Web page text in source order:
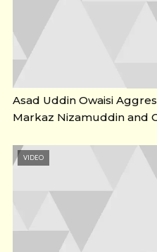
Asad Uddin Owaisi
Markaz Nizamuddin and
VIDEO